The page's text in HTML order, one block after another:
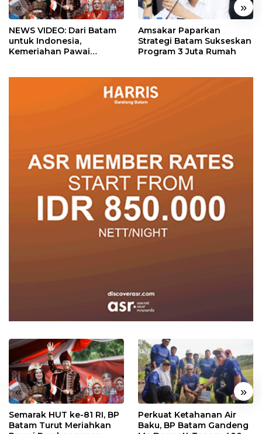
« »
NEWS VIDEO: Dari Batam
untuk Indonesia,
Kemeriahan Pawai
Amsakar Paparkan
Strategi Batam Sukseskan
Program 3 Juta Rumah
« »
Semarak HUT ke-81 RI, BP
Batam Turut Meriahkan
Perkuat Ketahanan Air
Baku, BP Batam Gandeng